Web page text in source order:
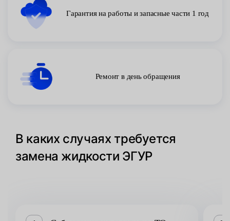
Гарантия на работы и запасные части 1 год
Ремонт в день обращения
В каких случаях требуется
замена жидкости ЭГУР